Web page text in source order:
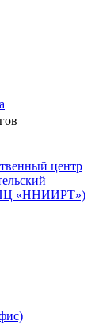
центр
«ННИИРТ»)